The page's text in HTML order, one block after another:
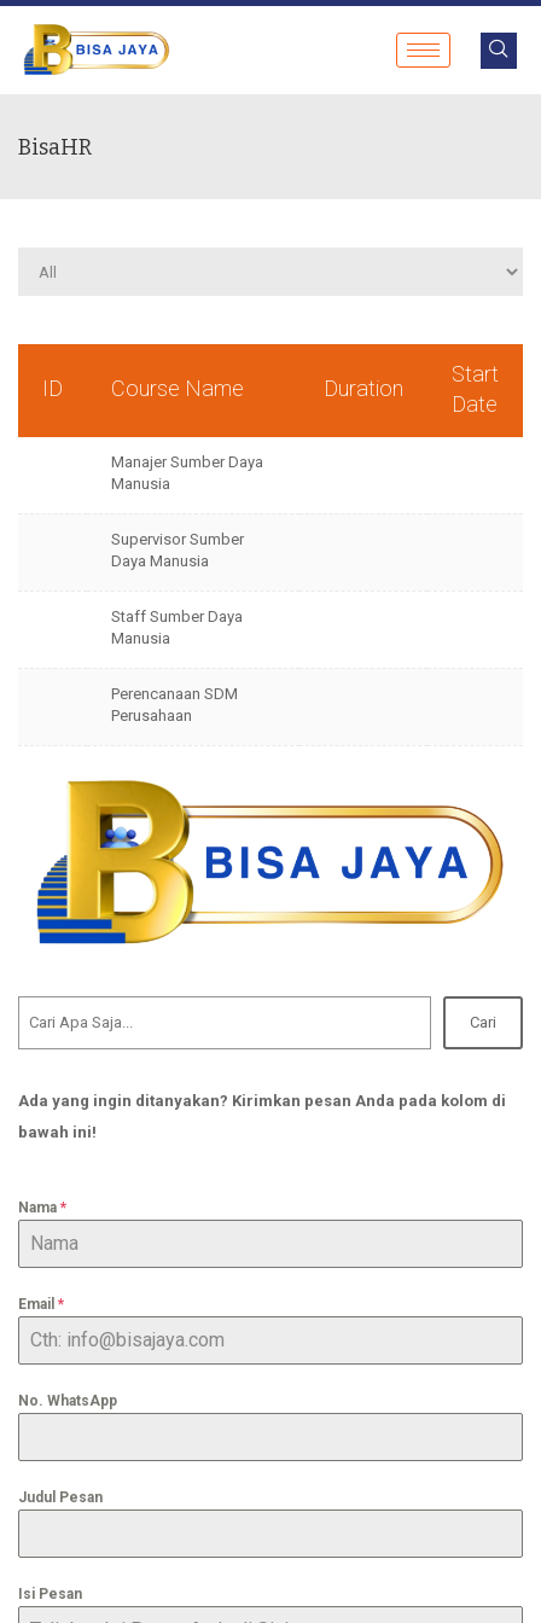
BisaHR
ID Course Name Duration
Start
Date
Manajer Sumber Daya
Manusia
Supervisor Sumber
Daya Manusia
Staff Sumber Daya
Manusia
Perencanaan SDM
Perusahaan
Cari
Ada yang ingin ditanyakan? Kirimkan pesan Anda pada kolom di
bawah ini!
Nama *
Email *
No. WhatsApp
Judul Pesan
Isi Pesan